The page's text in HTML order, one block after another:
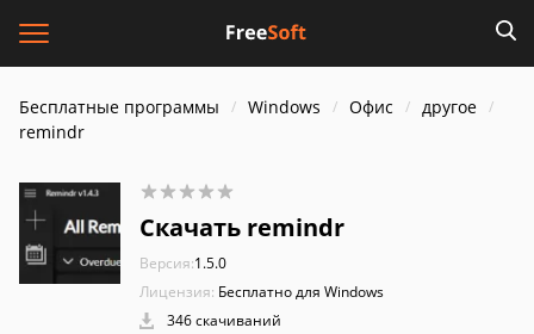
Бесплатные программы Windows Офис
другое
remindr
Скачать remindr
Версия:1.5.0
Лицензия: Бесплатно для Windows
346 скачиваний